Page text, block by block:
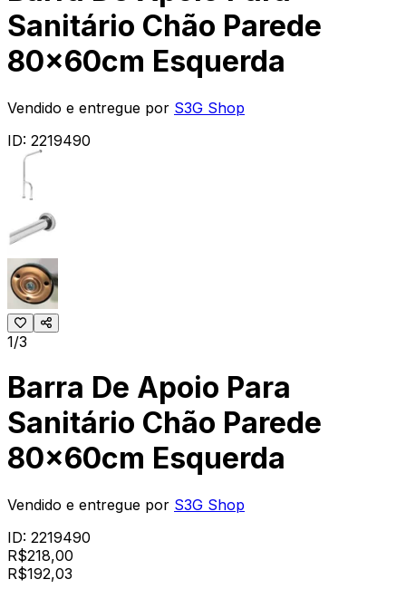
Sanitário Chão Parede
80x60cm Esquerda
Vendido e entregue por S3G Shop
ID: 2219490
1/3
Barra De Apoio Para
Sanitário Chão Parede
80x60cm Esquerda
Vendido e entregue por S3G Shop
ID: 2219490
R$218,00
R$192,03